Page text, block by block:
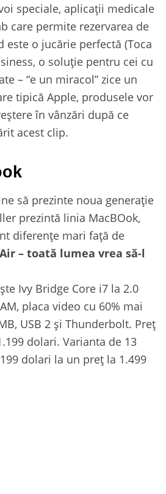
speciale, aplicații medicale
care permite rezervarea de
este o jucărie perfectă (Toca
o soluție pentru cei cu
– “e un miracol” zice un
tipică Apple, produsele vor
în vânzări după ce
acest clip.
să prezinte noua generație
prezintă linia MacBOok,
diferențe mari față de
– toată lumea vrea să-l
Ivy Bridge Core i7 la 2.0
placa video cu 60% mai
USB 2 și Thunderbolt. Preț
dolari. Varianta de 13
dolari la un preț la 1.499